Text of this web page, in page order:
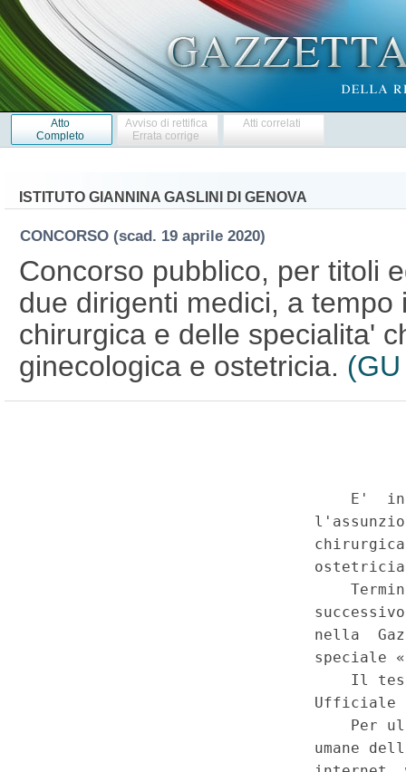
Atto
Completo
Avviso di rettifica
Errata corrige
Atti correlati
ISTITUTO GIANNINA GASLINI DI GENOVA
CONCORSO (scad. 19 aprile 2020)
Concorso pubblico, per titoli
due dirigenti medici, a tempo
chirurgica e delle specialita'
ginecologica e ostetricia.